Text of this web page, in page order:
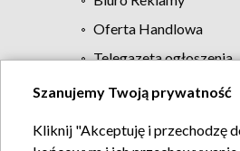
Oferta Handlowa
Telegazeta ogłoszenia
Szanujemy Twoją prywatność
Kliknij "Akceptuję i przechodzę